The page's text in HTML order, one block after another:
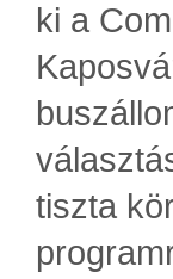
ki a
tiszta